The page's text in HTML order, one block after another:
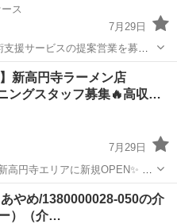
ス
7月29日
援サービスの提案営業を募集
件と技術者をつなぐ提案営業で
SES
新高円寺ラーメン店
ングスタッフ募集🔥高収
7月29日
円寺エリアに新規OPEN✨ 人
】 ・接
み業務 ・店舗の清掃、衛生管理
保険
やめ/1380000028-050の介
）（介…